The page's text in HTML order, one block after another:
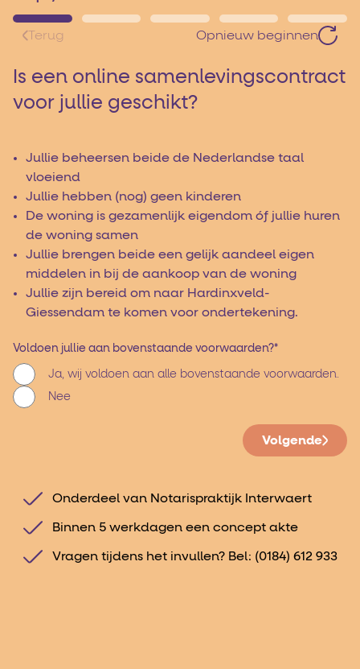
Terug Opnieuw beginnen
Is een online samenlevingscontract
voor jullie geschikt?
Jullie beheersen beide de Nederlandse taal
vloeiend
Jullie hebben (nog) geen kinderen
De woning is gezamenlijk eigendom óf jullie huren
de woning samen
Jullie brengen beide een gelijk aandeel eigen
middelen in bij de aankoop van de woning
Jullie zijn bereid om naar Hardinxveld-
Giessendam te komen voor ondertekening.
Voldoen jullie aan bovenstaande voorwaarden?*
Ja, wij voldoen aan alle bovenstaande voorwaarden.
Nee
Volgende
Onderdeel van Notarispraktijk Interwaert
Binnen 5 werkdagen een concept akte
Vragen tijdens het invullen? Bel: (0184) 612 933